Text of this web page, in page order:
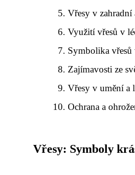
Vřesy v zahradní
Využití vřesů v
Symbolika
Zajímavosti ze
Vřesy v umění a
Ochrana a
Vřesy: Symboly